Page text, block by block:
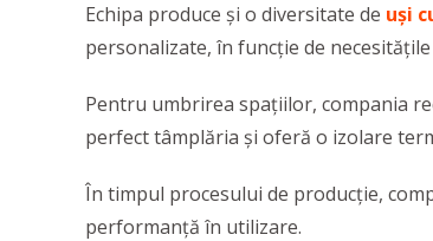
Echipa produce şi o diversitate de uşi
personalizate, în funcție de
Pentru umbrirea spațiilor, compania
perfect tâmplăria și oferă o izolare
În timpul procesului de producție,
performanță în utilizare.